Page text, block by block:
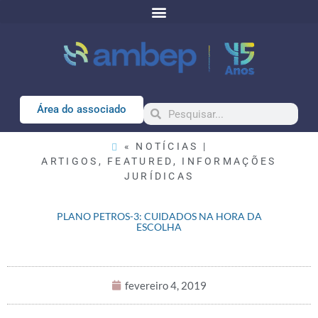
Área do associado
« NOTÍCIAS |
ARTIGOS , FEATURED , INFORMAÇÕES
JURÍDICAS
PLANO PETROS-3: CUIDADOS NA HORA DA
ESCOLHA
fevereiro 4, 2019